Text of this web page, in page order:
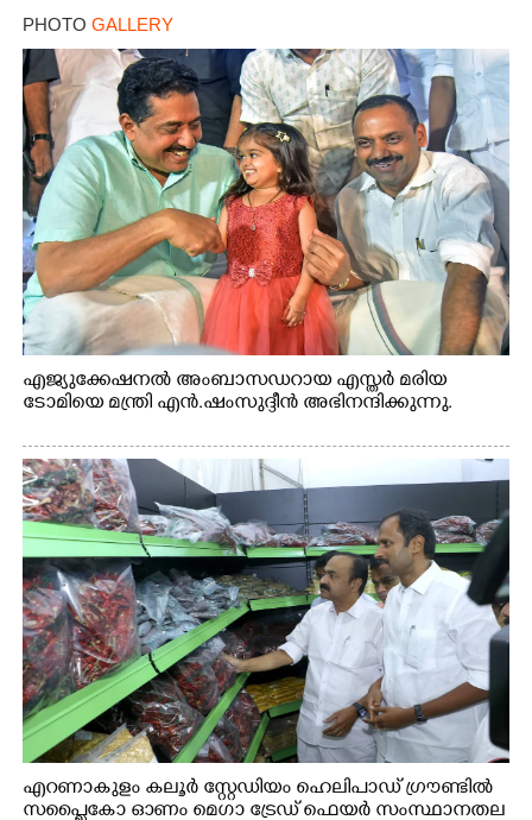
PHOTO GALLERY
എജ്യുക്കേഷനൽ അംബാസഡറായ എസ്തർ മരിയ
ടോമിയെ മന്ത്രി എൻ.ഷംസുദ്ദീൻ അഭിനന്ദിക്കുന്നു.
എറണാകുളം കലൂർ സ്റ്റേഡിയം ഹെലിപാഡ് ഗ്രൗണ്ടിൽ
സപ്ളൈകോ ഓണം മെഗാ ട്രേഡ് ഫെയർ സംസ്ഥാനതല